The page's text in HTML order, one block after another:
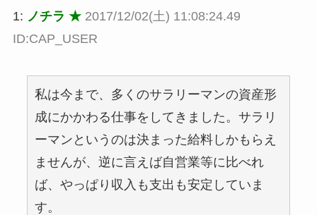
1: ノチラ ★ 2017/12/02(土) 11:08:24.49
ID:CAP_USER
私は今まで、多くのサラリーマンの資産形
成にかかわる仕事をしてきました。サラリ
ーマンというのは決まった給料しかもらえ
ませんが、逆に言えば自営業等に比べれ
ば、やっぱり収入も支出も安定していま
す。